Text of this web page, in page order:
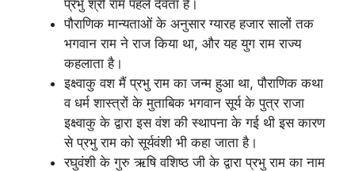
प्रभु श्री राम पहले देवता हैं।
पौराणिक मान्यताओं के अनुसार ग्यारह हजार सालों तक
भगवान राम ने राज किया था, और यह युग राम राज्य
कहलाता है।
इक्ष्वाकु वश मैं प्रभु राम का जन्म हुआ था, पौराणिक कथा
व धर्म शास्त्रों के मुताबिक भगवान सूर्य के पुत्र राजा
इक्ष्वाकु के द्वारा इस वंश की स्थापना के गई थी इस कारण
से प्रभु राम को सूर्यवंशी भी कहा जाता है।
रघुवंशी के गुरु ऋषि वशिष्ठ जी के द्वारा प्रभु राम का नाम